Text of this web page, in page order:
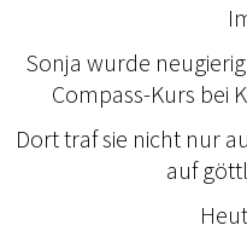
Sonja wurde
Compass-Kurs bei
Dort traf sie nicht nur
auf